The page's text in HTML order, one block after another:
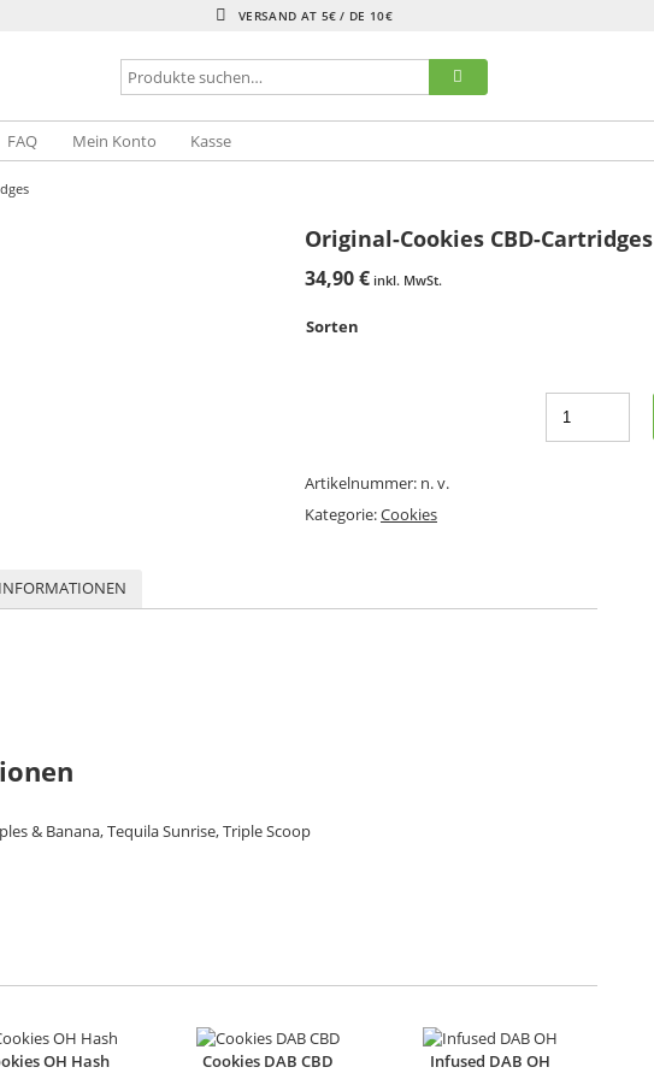
VERSAND AT 5€ / DE 10€
FAQ Mein Konto Kasse
Original-Cookies CBD-Cartridges
34,90€ inkl. MwSt.
Sorten
Artikelnummer: n. v.
Kategorie:Cookies
& Banana, Tequila Sunrise, Triple Scoop
OH Hash Cookies DAB CBD Infused DAB OH